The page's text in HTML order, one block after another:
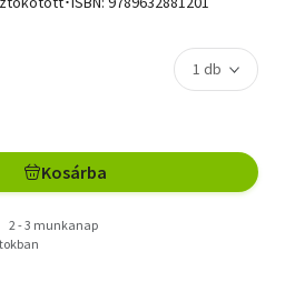
Kosárba
2 - 3 munkanap